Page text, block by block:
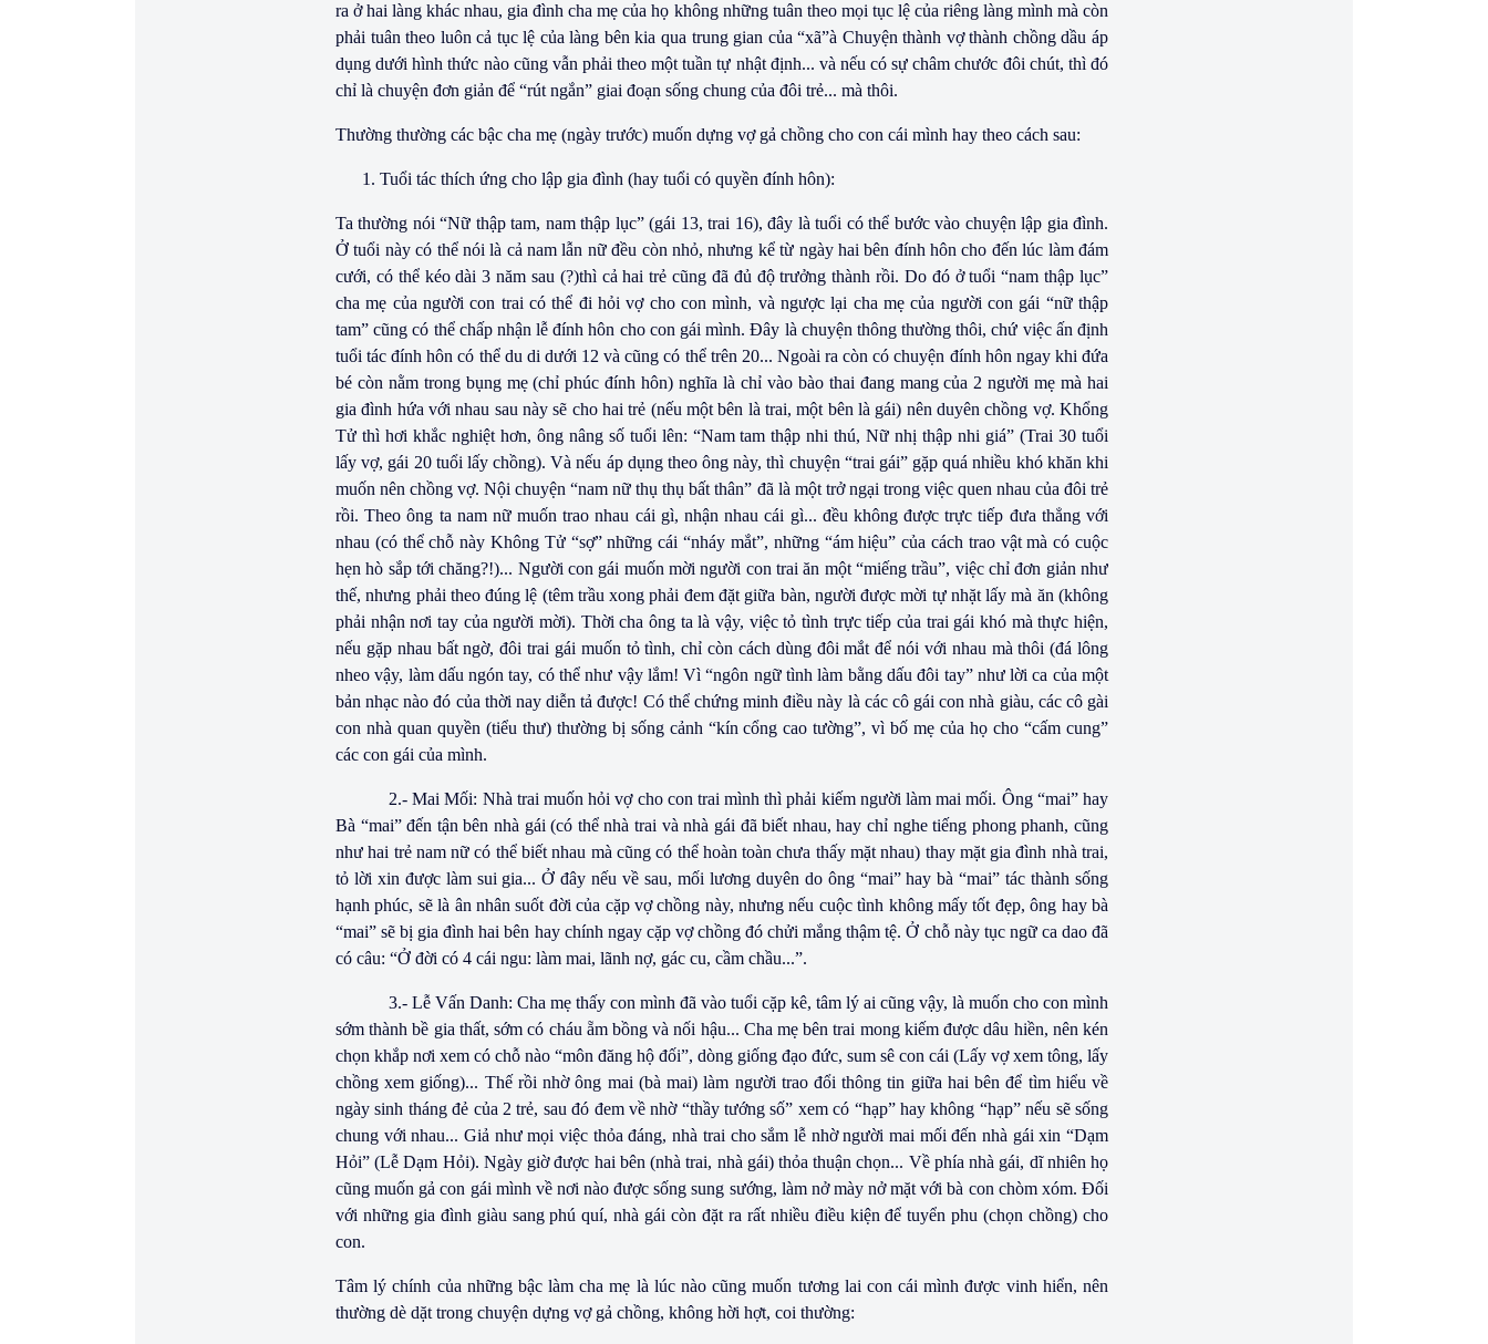
ra ở hai làng khác nhau, gia đình cha mẹ của họ không những tuân theo mọi tục lệ của riêng làng mình mà còn
phải tuân theo luôn cả tục lệ của làng bên kia qua trung gian của “xã”à Chuyện thành vợ thành chồng dầu áp
dụng dưới hình thức nào cũng vẫn phải theo một tuần tự nhật định... và nếu có sự châm chước đôi chút, thì đó
chỉ là chuyện đơn giản để “rút ngắn” giai đoạn sống chung của đôi trẻ... mà thôi.
Thường thường các bậc cha mẹ (ngày trước) muốn dựng vợ gả chồng cho con cái mình hay theo cách sau:
Tuổi tác thích ứng cho lập gia đình (hay tuổi có quyền đính hôn):
Ta thường nói “Nữ thập tam, nam thập lục” (gái 13, trai 16), đây là tuổi có thể bước vào chuyện lập gia đình.
Ở tuổi này có thể nói là cả nam lẫn nữ đều còn nhỏ, nhưng kể từ ngày hai bên đính hôn cho đến lúc làm đám
cưới, có thể kéo dài 3 năm sau (?)thì cả hai trẻ cũng đã đủ độ trưởng thành rồi. Do đó ở tuổi “nam thập lục”
cha mẹ của người con trai có thể đi hỏi vợ cho con mình, và ngược lại cha mẹ của người con gái “nữ thập
tam” cũng có thể chấp nhận lễ đính hôn cho con gái mình. Ðây là chuyện thông thường thôi, chứ việc ấn định
tuổi tác đính hôn có thể du di dưới 12 và cũng có thể trên 20... Ngoài ra còn có chuyện đính hôn ngay khi đứa
bé còn nằm trong bụng mẹ (chỉ phúc đính hôn) nghĩa là chỉ vào bào thai đang mang của 2 người mẹ mà hai
gia đình hứa với nhau sau này sẽ cho hai trẻ (nếu một bên là trai, một bên là gái) nên duyên chồng vợ. Khổng
Tử thì hơi khắc nghiệt hơn, ông nâng số tuổi lên: “Namtam thập nhi thú, Nữ nhị thập nhi giá” (Trai 30 tuổi
lấy vợ, gái 20 tuổi lấy chồng). Và nếu áp dụng theo ông này, thì chuyện “trai gái” gặp quá nhiều khó khăn khi
muốn nên chồng vợ. Nội chuyện “nam nữ thụ thụ bất thân” đã là một trở ngại trong việc quen nhau của đôi trẻ
rồi. Theo ông ta nam nữ muốn trao nhau cái gì, nhận nhau cái gì... đều không được trực tiếp đưa thẳng với
nhau (có thể chỗ này Không Tử “sợ” những cái “nháy mắt”, những “ám hiệu” của cách trao vật mà có cuộc
hẹn hò sắp tới chăng?!)... Người con gái muốn mời người con trai ăn một “miếng trầu”, việc chỉ đơn giản như
thế, nhưng phải theo đúng lệ (têm trầu xong phải đem đặt giữa bàn, người được mời tự nhặt lấy mà ăn (không
phải nhận nơi tay của người mời). Thời cha ông ta là vậy, việc tỏ tình trực tiếp của trai gái khó mà thực hiện,
nếu gặp nhau bất ngờ, đôi trai gái muốn tỏ tình, chỉ còn cách dùng đôi mắt để nói với nhau mà thôi (đá lông
nheo vậy, làm dấu ngón tay, có thể như vậy lắm! Vì “ngôn ngữ tình làm bằng dấu đôi tay” như lời ca của một
bản nhạc nào đó của thời nay diễn tả được! Có thể chứng minh điều này là các cô gái con nhà giàu, các cô gài
con nhà quan quyền (tiểu thư) thường bị sống cảnh “kín cổng cao tường”, vì bố mẹ của họ cho “cấm cung”
các con gái của mình.
2.- Mai Mối: Nhà trai muốn hỏi vợ cho con trai mình thì phải kiếm người làm mai mối. Ông “mai” hay
Bà “mai” đến tận bên nhà gái (có thể nhà trai và nhà gái đã biết nhau, hay chỉ nghe tiếng phong phanh, cũng
như hai trẻ nam nữ có thể biết nhau mà cũng có thể hoàn toàn chưa thấy mặt nhau) thay mặt gia đình nhà trai,
tỏ lời xin được làm sui gia... Ở đây nếu về sau, mối lương duyên do ông “mai” hay bà “mai” tác thành sống
hạnh phúc, sẽ là ân nhân suốt đời của cặp vợ chồng này, nhưng nếu cuộc tình không mấy tốt đẹp, ông hay bà
“mai” sẽ bị gia đình hai bên hay chính ngay cặp vợ chồng đó chửi mắng thậm tệ. Ở chỗ này tục ngữ ca dao đã
có câu: “Ở đời có 4 cái ngu: làm mai, lãnh nợ, gác cu, cầm chầu...”.
3.- Lễ Vấn Danh: Cha mẹ thấy con mình đã vào tuổi cặp kê, tâm lý ai cũng vậy, là muốn cho con mình
sớm thành bề gia thất, sớm có cháu ẵm bồng và nối hậu... Cha mẹ bên trai mong kiếm được dâu hiền, nên kén
chọn khắp nơi xem có chỗ nào “môn đăng hộ đối”, dòng giống đạo đức, sum sê con cái (Lấy vợ xem tông, lấy
chồng xem giống)... Thế rồi nhờ ông mai (bà mai) làm người trao đổi thông tin giữa hai bên để tìm hiểu về
ngày sinh tháng đẻ của 2 trẻ, sau đó đem về nhờ “thầy tướng số” xem có “hạp” hay không “hạp” nếu sẽ sống
chung với nhau... Giả như mọi việc thỏa đáng, nhà trai cho sắm lễ nhờ người mai mối đến nhà gái xin “Dạm
Hỏi” (Lễ Dạm Hỏi). Ngày giờ được hai bên (nhà trai, nhà gái) thỏa thuận chọn... Về phía nhà gái, dĩ nhiên họ
cũng muốn gả con gái mình về nơi nào được sống sung sướng, làm nở mày nở mặt với bà con chòm xóm. Ðối
với những gia đình giàu sang phú quí, nhà gái còn đặt ra rất nhiều điều kiện để tuyển phu (chọn chồng) cho
con.
Tâm lý chính của những bậc làm cha mẹ là lúc nào cũng muốn tương lai con cái mình được vinh hiển, nên
thường dè dặt trong chuyện dựng vợ gả chồng, không hời hợt, coi thường: